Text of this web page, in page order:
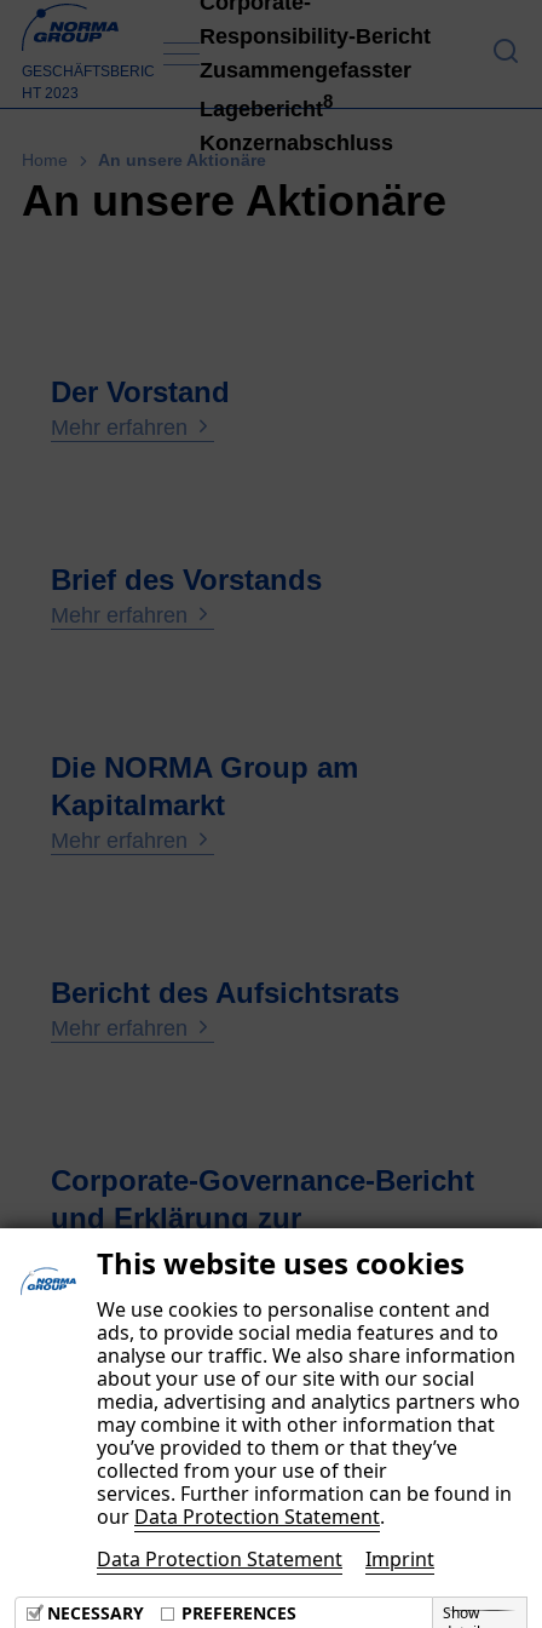
This website uses cookies
We use cookies to personalise content and
ads, to provide social media features and to
analyse our traffic. We also share information
about your use of our site with our social
media, advertising and analytics partners who
may combine it with other information that
you’ve provided to them or that they’ve
collected from your use of their
services. Further information can be found in
our Data Protection Statement.
Data Protection Statement
Imprint
NECESSARY
PREFERENCES
Show
GESCHÄFTSBERIC
HT 2023
An
Responsibility-Bericht
Zusammengefasster
Lagebericht8
Konzernabschluss
Home An unsere Aktionäre
An unsere Aktionäre
Der Vorstand
Mehr erfahren
Brief des Vorstands
Mehr erfahren
Die NORMA Group am
Kapitalmarkt
Mehr erfahren
Bericht des Aufsichtsrats
Mehr erfahren
Corporate-Governance-Bericht
und Erklärung zur
Unternehmensführung
Mehr erfahren
Imprint
Data Privacy Policy